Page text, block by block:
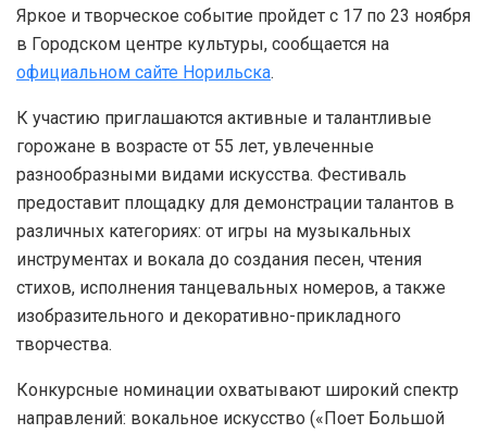
Яркое и творческое событие пройдет с 17 по 23 ноября
в Городском центре культуры, сообщается на
официальном сайте Норильска.
К участию приглашаются активные и талантливые
горожане в возрасте от 55 лет, увлеченные
разнообразными видами искусства. Фестиваль
предоставит площадку для демонстрации талантов в
различных категориях: от игры на музыкальных
инструментах и вокала до создания песен, чтения
стихов, исполнения танцевальных номеров, а также
изобразительного и декоративно-прикладного
творчества.
Конкурсные номинации охватывают широкий спектр
направлений: вокальное искусство («Поет Большой